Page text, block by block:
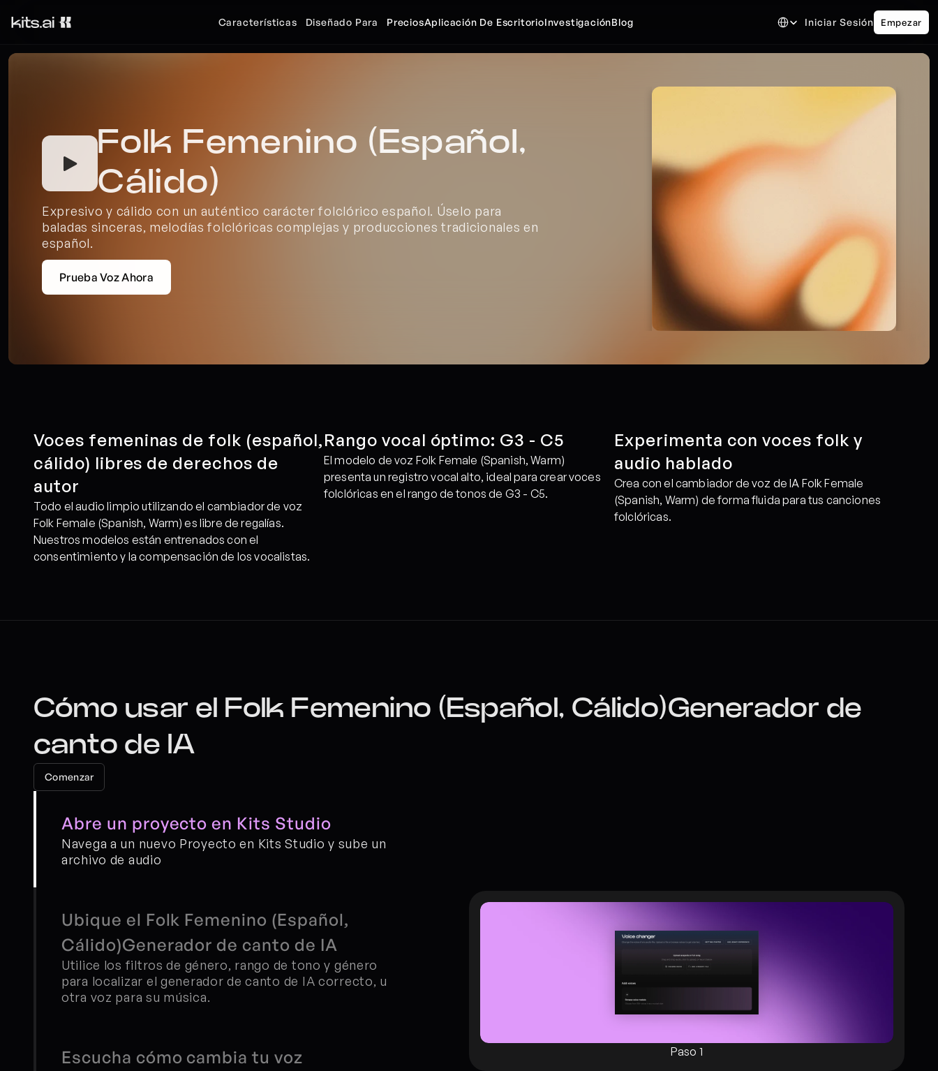
Folk Femenino (Español,
Cálido)
Expresivo y cálido con un auténtico carácter folclórico español. Úselo para
baladas sinceras, melodías folclóricas complejas y producciones tradicionales en
español.
Prueba Voz Ahora
Voces femeninas de folk (español,
cálido) libres de derechos de
autor
Todo el audio limpio utilizando el cambiador de voz
Folk Female (Spanish, Warm) es libre de regalías.
Nuestros modelos están entrenados con el
consentimiento y la compensación de los vocalistas.
Rango vocal óptimo: G3 - C5
El modelo de voz Folk Female (Spanish, Warm)
presenta un registro vocal alto, ideal para crear voces
folclóricas en el rango de tonos de G3 - C5.
Experimenta con voces folk y
audio hablado
Crea con el cambiador de voz de IA Folk Female
(Spanish, Warm) de forma fluida para tus canciones
folclóricas.
Cómo usar el Folk Femenino (Español, Cálido)Generador de
canto de IA
Comenzar
Abre un proyecto en Kits Studio
Navega a un nuevo Proyecto en Kits Studio y sube un
archivo de audio
Ubique el Folk Femenino (Español,
Cálido)Generador de canto de IA
Utilice los filtros de género, rango de tono y género
para localizar el generador de canto de IA correcto, u
otra voz para su música.
Escucha cómo cambia tu voz Paso 1
Características Diseñado Para PreciosAplicación De EscritorioInvestigaciónBlog Iniciar Sesión Empezar